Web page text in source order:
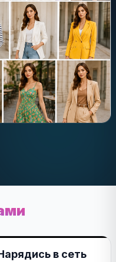
в сеть